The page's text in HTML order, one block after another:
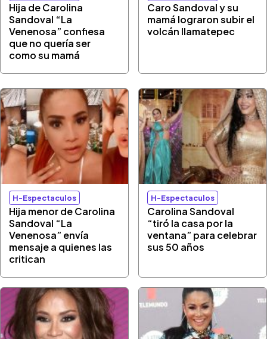
Hija de Carolina
Sandoval “La
Venenosa” confiesa
que no quería ser
como su mamá
Caro Sandoval y su
mamá lograron subir el
volcán Ilamatepec
H-Espectaculos
Hija menor de Carolina
Sandoval “La
Venenosa” envía
mensaje a quienes las
critican
H-Espectaculos
Carolina Sandoval
“tiró la casa por la
ventana” para celebrar
sus 50 años